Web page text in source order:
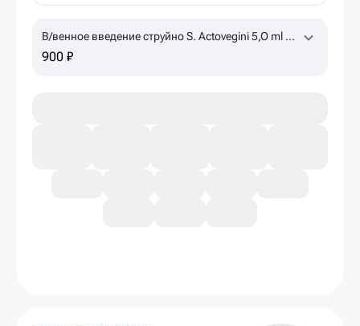
В/венное введение струйно S. Actovegini 5,O ml +
NaCl 0,9% 15 ml
900 ₽